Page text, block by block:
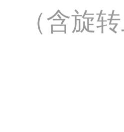
（含旋